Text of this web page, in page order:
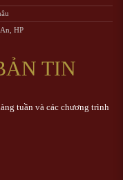
HP
TIN
tuần và các chương trình